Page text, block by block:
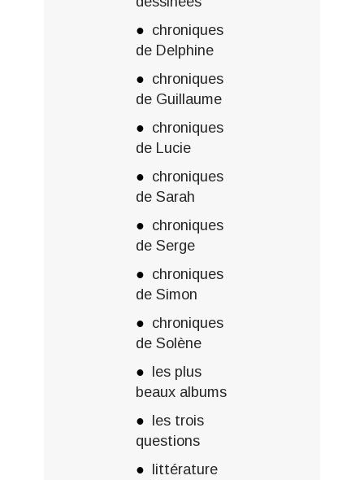
chroniques
de Delphine
chroniques
de Guillaume
chroniques
de Lucie
chroniques
de Sarah
chroniques
de Serge
chroniques
de Simon
chroniques
de Solène
les plus
beaux albums
les trois
questions
littérature